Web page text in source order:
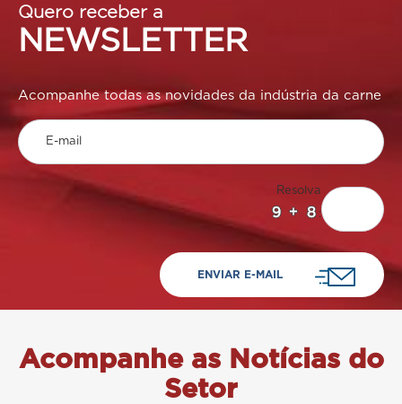
Quero receber a
NEWSLETTER
Acompanhe todas as novidades da indústria da carne
Resolva
:
Acompanhe as Notícias do
Setor